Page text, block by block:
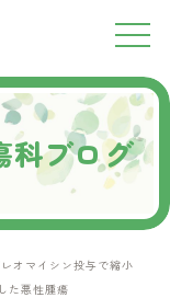
科ブログ
レオマイシン投与で縮小
た悪性腫瘍